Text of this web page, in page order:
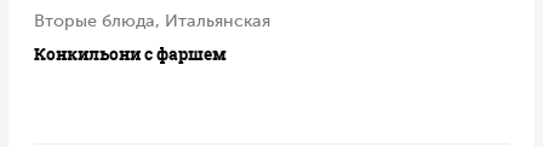
Вторые блюда, Итальянская
Конкильони с фаршем